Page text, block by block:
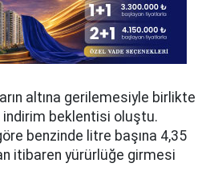
altına gerilemesiyle birlikte
indirim beklentisi oluştu.
benzinde litre başına 4,35
itibaren yürürlüğe girmesi